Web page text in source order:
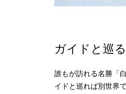
ガイドと巡
誰もが訪れる名勝「
イドと巡れば別世界